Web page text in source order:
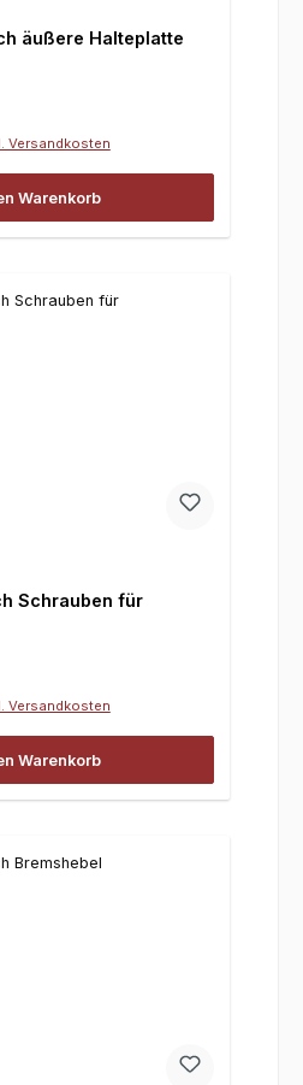
äußere Halteplatte
Versandkosten
Warenkorb
Schrauben für
Versandkosten
Warenkorb